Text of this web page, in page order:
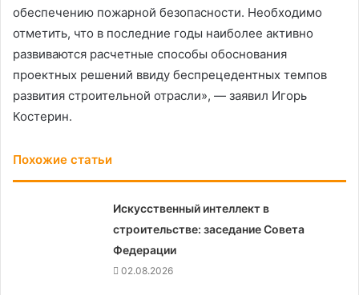
обеспечению пожарной безопасности. Необходимо
отметить, что в последние годы наиболее активно
развиваются расчетные способы обоснования
проектных решений ввиду беспрецедентных темпов
развития строительной отрасли», — заявил Игорь
Костерин.
Похожие статьи
Искусственный интеллект в
строительстве: заседание Совета
Федерации
02.08.2026